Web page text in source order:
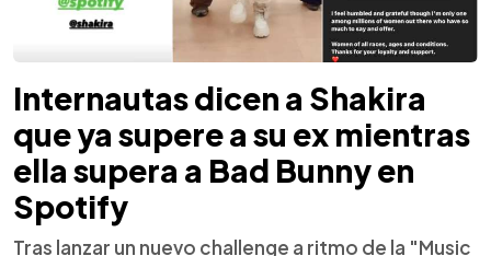
Internautas dicen a Shakira
que ya supere a su ex mientras
ella supera a Bad Bunny en
Spotify
Tras lanzar un nuevo challenge a ritmo de la "Music